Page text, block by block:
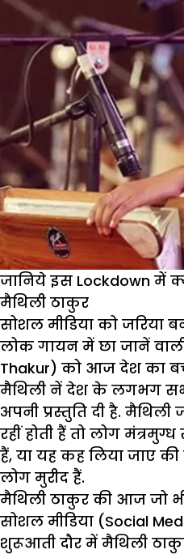
जानिये इस Lockdown में
मैथिली ठाकुर
सोशल मीडिया को जरिया
लोक गायन में छा जानें
Thakur) को आज देश का
मैथिली नें देश के लगभग
अपनी प्रस्तुति दी है.
रहीं होती हैं तो लोग
हैं, या यह कह लिया जाए
लोग मुरीद हैं.
मैथिली ठाकुर की आज जो
सोशल मीडिया (Social
शुरूआती दौर में मैथिली